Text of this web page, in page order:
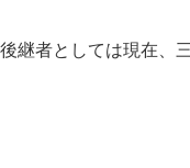
後継者としては現在、